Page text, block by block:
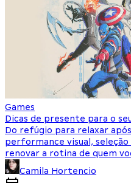
Games
Dicas de presente para o
Do refúgio para relaxar
performance visual,
renovar a rotina de quem
Camila Hortencio